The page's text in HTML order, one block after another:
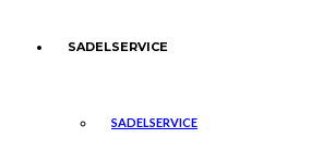
SADELSERVICE
SADELSERVICE